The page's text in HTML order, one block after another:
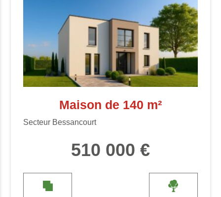
Maison de 140 m²
Secteur Bessancourt
510 000 €